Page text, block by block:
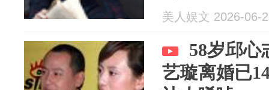
美人娱文 2026-06-
58岁邱心
艺璇离婚已